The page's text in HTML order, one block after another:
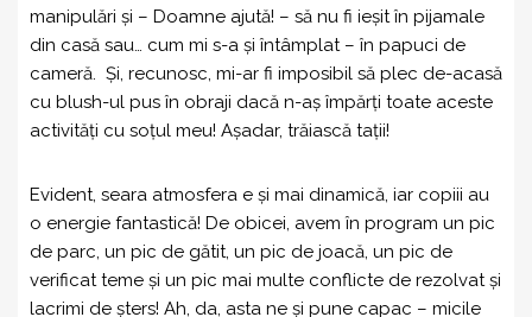
manipulări și – Doamne ajută! – să nu fi ieșit în pijamale
din casă sau… cum mi s-a și întâmplat – în papuci de
cameră. Și, recunosc, mi-ar fi imposibil să plec de-acasă
cu blush-ul pus în obraji dacă n-aș împărți toate aceste
activități cu soțul meu! Așadar, trăiască tații!
Evident, seara atmosfera e și mai dinamică, iar copiii au
o energie fantastică! De obicei, avem în program un pic
de parc, un pic de gătit, un pic de joacă, un pic de
verificat teme și un pic mai multe conflicte de rezolvat și
lacrimi de șters! Ah, da, asta ne și pune capac – micile